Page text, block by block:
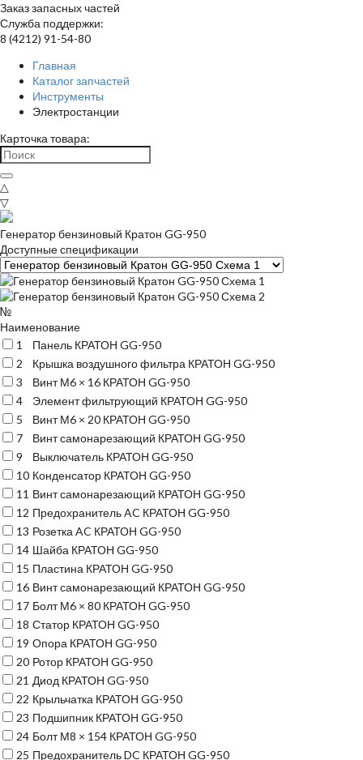
Заказ запасных частей
Служба поддержки:
8 (4212) 91-54-80
Главная
Каталог запчастей
Инструменты
Электростанции
Карточка товара:
△
▽
Генератор бензиновый Кратон GG-950
Доступные спецификации
№
Наименование
1
Панель КРАТОН GG-950
2
Крышка воздушного фильтра КРАТОН GG-950
3
Винт М6 × 16 КРАТОН GG-950
4
Элемент фильтрующий КРАТОН GG-950
5
Винт М6 × 20 КРАТОН GG-950
7
Винт самонарезающий КРАТОН GG-950
9
Выключатель КРАТОН GG-950
10 Конденсатор КРАТОН GG-950
11 Винт самонарезающий КРАТОН GG-950
12 Предохранитель AC КРАТОН GG-950
13 Розетка AC КРАТОН GG-950
14 Шайба КРАТОН GG-950
15 Пластина КРАТОН GG-950
16 Винт самонарезающий КРАТОН GG-950
17 Болт М6 × 80 КРАТОН GG-950
18 Статор КРАТОН GG-950
19 Опора КРАТОН GG-950
20 Ротор КРАТОН GG-950
21 Диод КРАТОН GG-950
22 Крыльчатка КРАТОН GG-950
23 Подшипник КРАТОН GG-950
24 Болт М8 × 154 КРАТОН GG-950
25 Предохранитель DC КРАТОН GG-950